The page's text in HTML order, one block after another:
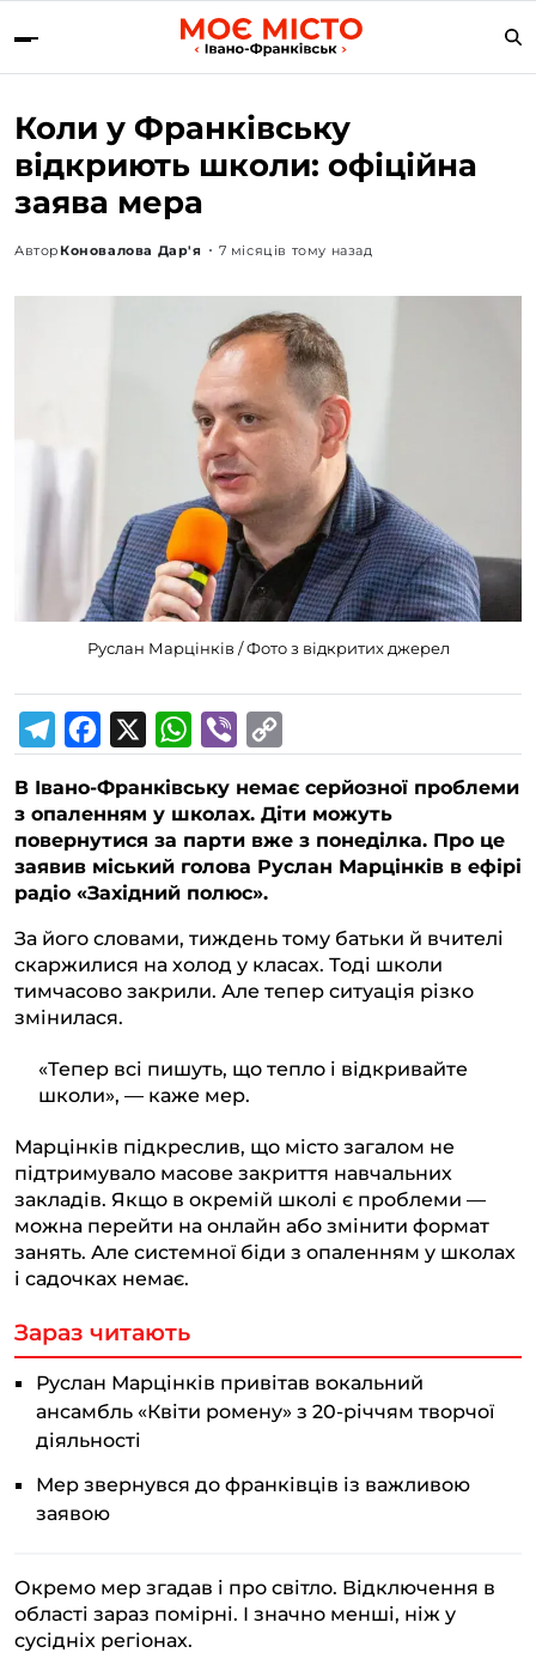
Коли у Франківську
відкриють школи: офіційна
заява мера
Автор Коновалова Дар'я 7 місяців тому назад
Руслан Марцінків / Фото з відкритих джерел
e
l
e
g
r
m
a
c
e
o
k
h
a
t
A
i
b
e
o
p
y
L
i
В Івано-Франківську немає серйозної проблеми
з опаленням у школах. Діти можуть
повернутися за парти вже з понеділка. Про це
заявив міський голова Руслан Марцінків в ефірі
радіо «Західний полюс».
За його словами, тиждень тому батьки й вчителі
скаржилися на холод у класах. Тоді школи
тимчасово закрили. Але тепер ситуація різко
змінилася.
«Тепер всі пишуть, що тепло і відкривайте
школи», — каже мер.
Марцінків підкреслив, що місто загалом не
підтримувало масове закриття навчальних
закладів. Якщо в окремій школі є проблеми —
можна перейти на онлайн або змінити формат
занять. Але системної біди з опаленням у школах
і садочках немає.
Зараз читають
Руслан Марцінків привітав вокальний
ансамбль «Квіти ромену» з 20-річчям творчої
діяльності
Мер звернувся до франківців із важливою
заявою
Окремо мер згадав і про світло. Відключення в
області зараз помірні. І значно менші, ніж у
сусідніх регіонах.